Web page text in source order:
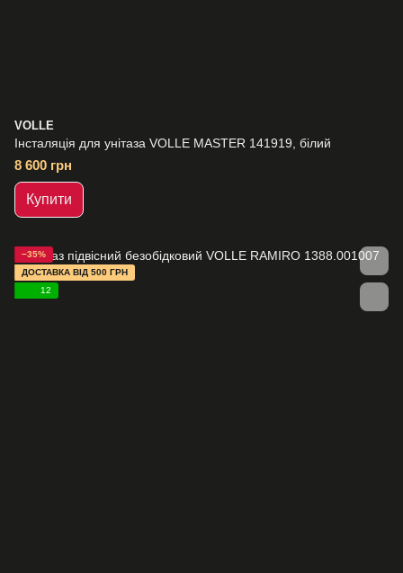
VOLLE
Інсталяція для унітаза VOLLE MASTER 141919, білий
8 600 грн
Купити
−35%
ДОСТАВКА ВІД 500 ГРН
12